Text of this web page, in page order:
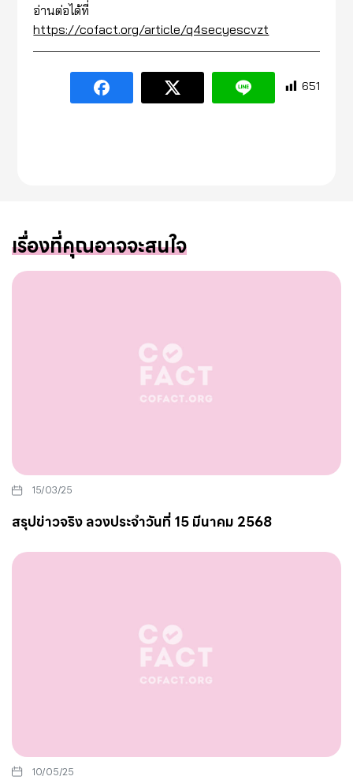
อ่านต่อได้ที่
https://cofact.org/article/q4secyescvzt
651
เรื่องที่คุณอาจจะสนใจ
15/03/25
สรุปข่าวจริง ลวงประจำวันที่ 15 มีนาคม 2568
10/05/25